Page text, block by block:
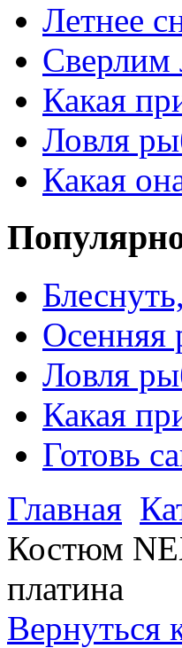
Летнее
Сверлим
Какая
Ловля
Какая
Осенняя
Ловля
Какая
Готовь
Главная
Костюм
платина
Вернуться